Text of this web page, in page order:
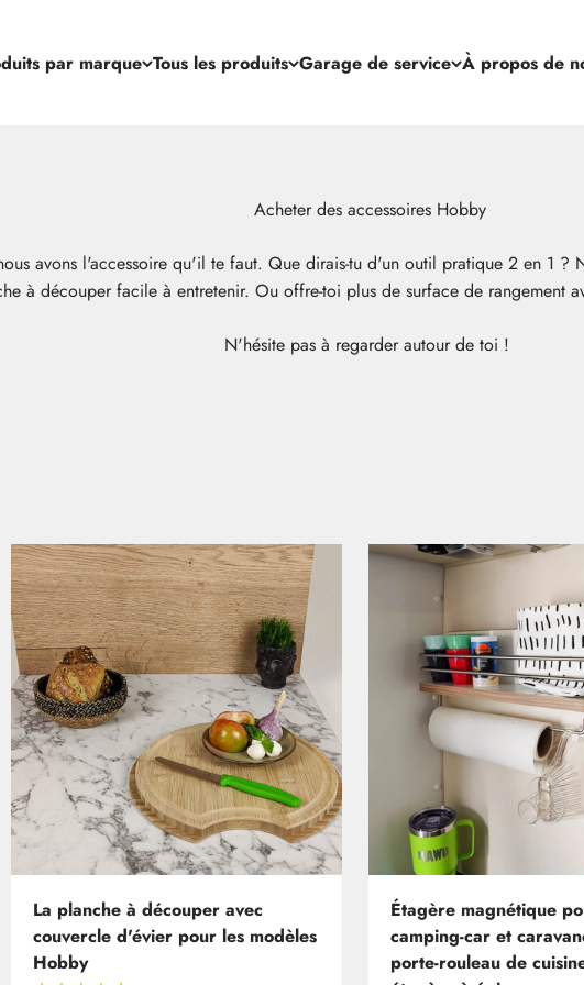
par marque Tous les produits Garage de service À propos de
avons l'accessoire qu'il te faut. Que dirais-tu d'un outil pratique 2 en 1
à découper facile à entretenir. Ou offre-toi plus de surface de rangement
N'hésite pas à regarder autour de toi !
La planche à découper avec
couvercle d'évier pour les modèles
Hobby
Étagère magnétique
camping-car et
porte-rouleau de